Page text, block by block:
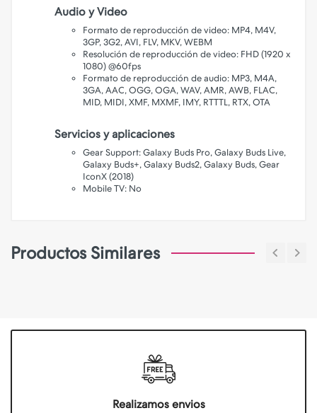
Audio y Video
Formato de reproducción de video: MP4, M4V,
3GP, 3G2, AVI, FLV, MKV, WEBM
Resolución de reproducción de video: FHD (1920 x
1080) @60fps
Formato de reproducción de audio: MP3, M4A,
3GA, AAC, OGG, OGA, WAV, AMR, AWB, FLAC,
MID, MIDI, XMF, MXMF, IMY, RTTTL, RTX, OTA
Servicios y aplicaciones
Gear Support: Galaxy Buds Pro, Galaxy Buds Live,
Galaxy Buds+, Galaxy Buds2, Galaxy Buds, Gear
IconX (2018)
Mobile TV: No
Productos Similares
Realizamos envios